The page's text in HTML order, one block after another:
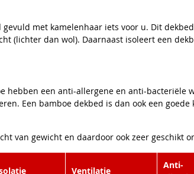
gevuld met kamelenhaar iets voor u. Dit
(lichter dan wol). Daarnaast isoleert een
hebben een anti-allergene en anti-bacteriële
Een bamboe dekbed is dan ook een
van gewicht en daardoor ook zeer geschikt
Ventilatie
Anti-